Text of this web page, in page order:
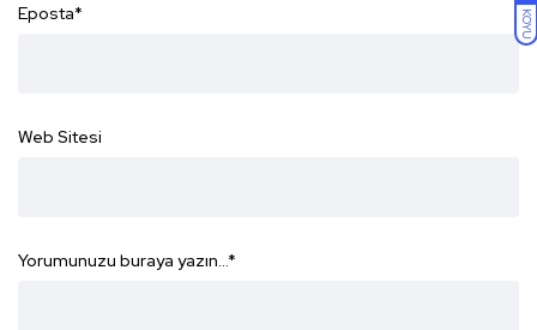
KOYU
Eposta*
Web Sitesi
Yorumunuzu buraya yazın...*